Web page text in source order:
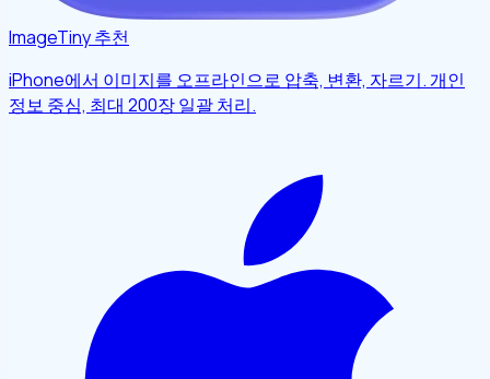
ImageTiny추천
iPhone에서 이미지를 오프라인으로 압축, 변환, 자르기. 개인
정보 중심, 최대 200장 일괄 처리.